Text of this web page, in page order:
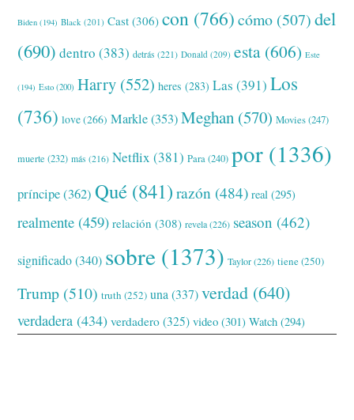
Biden (194) Black (201) Cast (306) con (766) cómo (507) del
(690) dentro (383) detrás (221) Donald (209) esta (606) Este
(194) Esto (200) Harry (552) heres (283) Las (391) Los
(736) love(266) Markle(353) Meghan (570) Movies(247)
muerte (232) más (216) Netflix (381) Para(240) por (1336)
príncipe(362) Qué (841) razón (484) real (295)
realmente (459) relación (308) revela(226) season (462)
significado(340) sobre (1373) Taylor(226) tiene(250)
Trump (510) truth (252) una(337) verdad (640)
verdadera (434) verdadero (325) video (301) Watch (294)